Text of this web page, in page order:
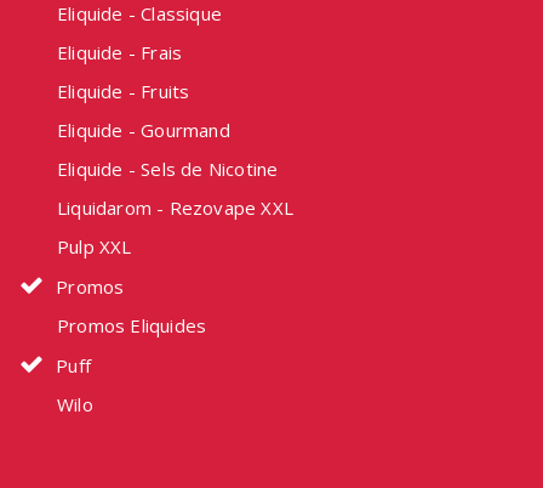
Eliquide - Classique
Eliquide - Frais
Eliquide - Fruits
Eliquide - Gourmand
Eliquide - Sels de Nicotine
Liquidarom - Rezovape XXL
Pulp XXL
Promos
Promos Eliquides
Puff
Wilo